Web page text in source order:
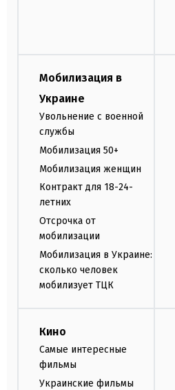
Мобилизация в
Украине
Увольнение с военной
службы
Мобилизация 50+
Мобилизация женщин
Контракт для 18-24-
летних
Отсрочка от
мобилизации
Мобилизация в Украине:
сколько человек
мобилизует ТЦК
Кино
Самые интересные
фильмы
Украинские фильмы